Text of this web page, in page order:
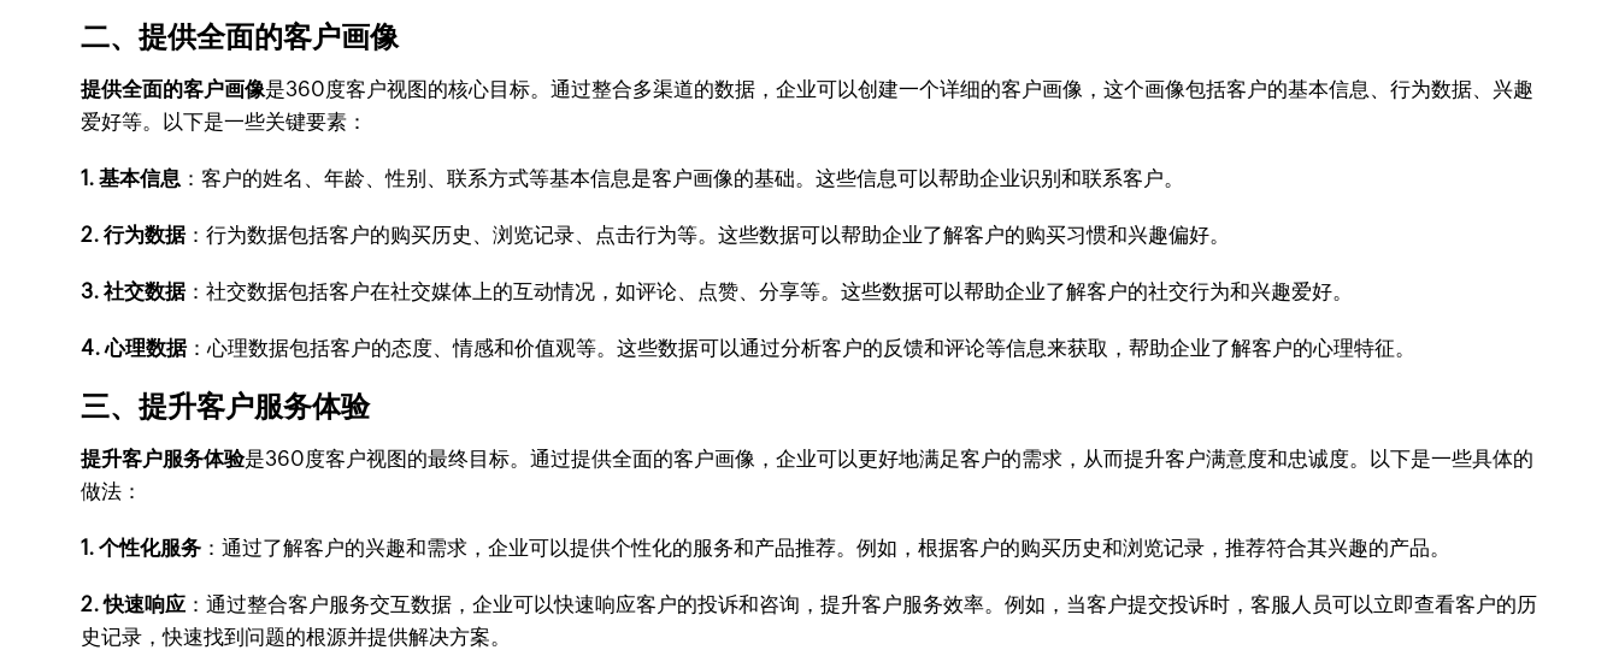
二、提供全面的客户画像
提供全面的客户画像是360度客户视图的核心目标。通过整合多渠道的数据，企业可以创建一个详细的客户画像，这个画像包括客户的基本信息、行为数据、兴趣
爱好等。以下是一些关键要素：
1. 基本信息 ：客户的姓名、年龄、性别、联系方式等基本信息是客户画像的基础。这些信息可以帮助企业识别和联系客户。
2. 行为数据：行为数据包括客户的购买历史、浏览记录、点击行为等。这些数据可以帮助企业了解客户的购买习惯和兴趣偏好。
3. 社交数据：社交数据包括客户在社交媒体上的互动情况，如评论、点赞、分享等。这些数据可以帮助企业了解客户的社交行为和兴趣爱好。
4. 心理数据：心理数据包括客户的态度、情感和价值观等。这些数据可以通过分析客户的反馈和评论等信息来获取，帮助企业了解客户的心理特征。
三、提升客户服务体验
提升客户服务体验是360度客户视图的最终目标。通过提供全面的客户画像，企业可以更好地满足客户的需求，从而提升客户满意度和忠诚度。以下是一些具体的
做法：
1. 个性化服务 ：通过了解客户的兴趣和需求，企业可以提供个性化的服务和产品推荐。例如，根据客户的购买历史和浏览记录，推荐符合其兴趣的产品。
2. 快速响应 ：通过整合客户服务交互数据，企业可以快速响应客户的投诉和咨询，提升客户服务效率。例如，当客户提交投诉时，客服人员可以立即查看客户的历
史记录，快速找到问题的根源并提供解决方案。